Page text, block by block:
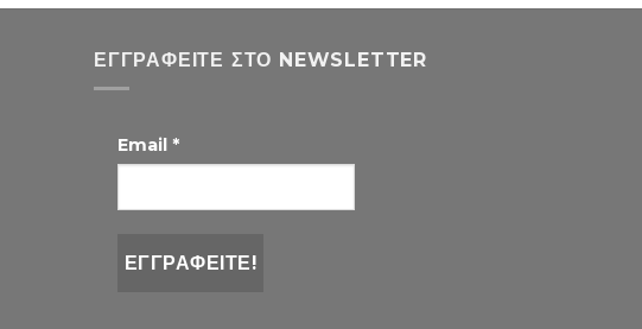
ΕΓΓΡΑΦΕΊΤΕ ΣΤΟ NEWSLETTER
Email *